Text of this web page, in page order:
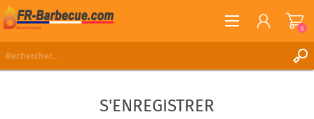
0
S'ENREGISTRER